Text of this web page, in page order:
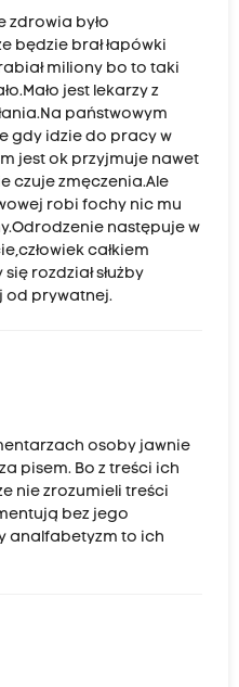
zdrowia było
będzie brał łapówki
miliony bo to taki
jest lekarzy z
państwowym
gdy idzie do pracy w
jest ok przyjmuje nawet
czuje zmęczenia.Ale
robi fochy nic mu
następuje w
całkiem
rozdział służby
od prywatnej.
osoby jawnie
pisem. Bo z treści ich
nie zrozumieli treści
bez jego
analfabetyzm to ich